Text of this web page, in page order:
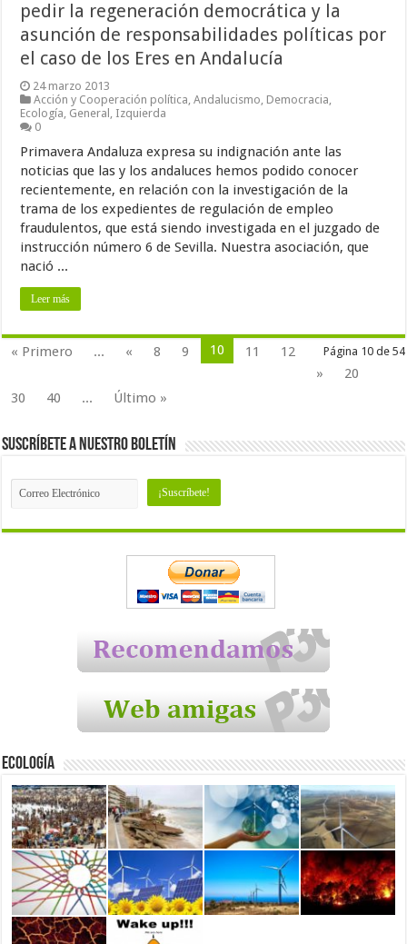
pedir la regeneración democrática y la
asunción de responsabilidades políticas por
el caso de los Eres en Andalucía
24 marzo 2013
Acción y Cooperación política ,Andalucismo Democracia
Ecología General Izquierda
0
Primavera Andaluza expresa su indignación ante las
noticias que las y los andaluces hemos podido conocer
recientemente, en relación con la investigación de la
trama de los expedientes de regulación de empleo
fraudulentos, que está siendo investigada en el juzgado de
instrucción número 6 de Sevilla. Nuestra asociación, que
nació ...
Leer más
Página 10 de 54
« Primero ... « 8 9 10 11
12
»
20
30
40 ... Último »
Suscríbete a nuestro Boletín
Ecología